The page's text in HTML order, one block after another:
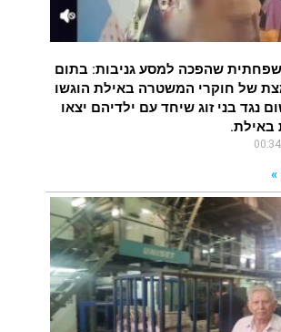
שהפכה למסע גניבות: בתום
של חוקרי המשטרה באילת הוגשו
נגד בני זוג שיחד עם ילדיהם יצאו
באילת.
»